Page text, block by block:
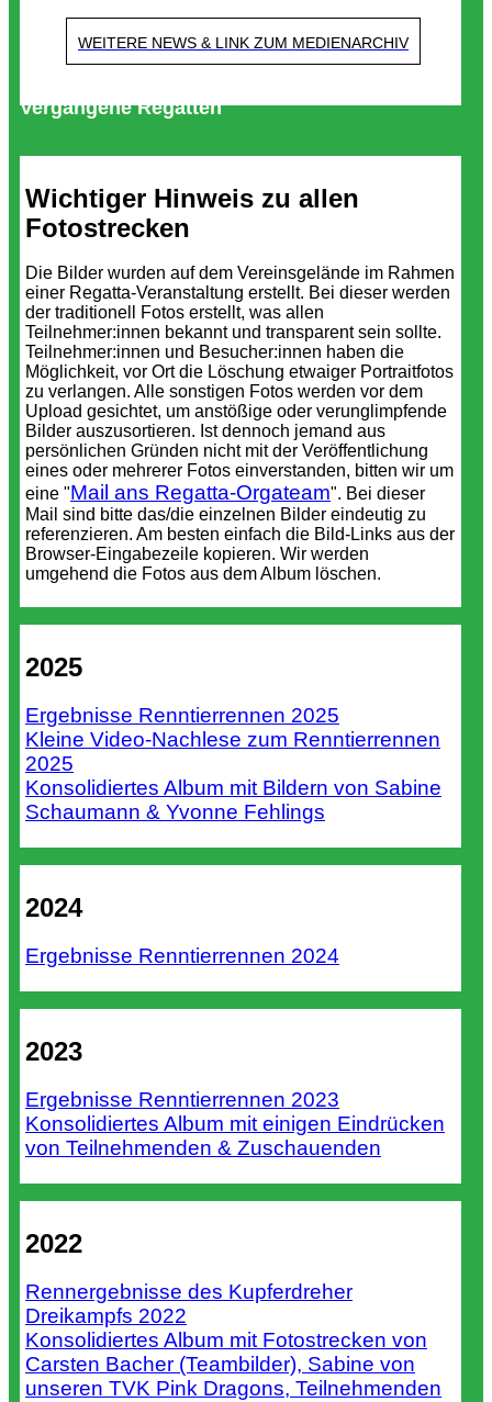
WEITERE NEWS & LINK ZUM MEDIENARCHIV
Vergangene Regatten
Wichtiger Hinweis zu allen
Fotostrecken
Die Bilder wurden auf dem Vereinsgelände im Rahmen
einer Regatta-Veranstaltung erstellt. Bei dieser werden
der traditionell Fotos erstellt, was allen
Teilnehmer:innen bekannt und transparent sein sollte.
Teilnehmer:innen und Besucher:innen haben die
Möglichkeit, vor Ort die Löschung etwaiger Portraitfotos
zu verlangen. Alle sonstigen Fotos werden vor dem
Upload gesichtet, um anstößige oder verunglimpfende
Bilder auszusortieren. Ist dennoch jemand aus
persönlichen Gründen nicht mit der Veröffentlichung
eines oder mehrerer Fotos einverstanden, bitten wir um
eine "Mail ans Regatta-Orgateam". Bei dieser
Mail sind bitte das/die einzelnen Bilder eindeutig zu
referenzieren. Am besten einfach die Bild-Links aus der
Browser-Eingabezeile kopieren. Wir werden
umgehend die Fotos aus dem Album löschen.
2025
Ergebnisse Renntierrennen 2025
Kleine Video-Nachlese zum Renntierrennen
2025
Konsolidiertes Album mit Bildern von Sabine
Schaumann & Yvonne Fehlings
2024
Ergebnisse Renntierrennen 2024
2023
Ergebnisse Renntierrennen 2023
Konsolidiertes Album mit einigen Eindrücken
von Teilnehmenden & Zuschauenden
2022
Rennergebnisse des Kupferdreher
Dreikampfs 2022
Konsolidiertes Album mit Fotostrecken von
Carsten Bacher (Teambilder), Sabine von
unseren TVK Pink Dragons, Teilnehmenden